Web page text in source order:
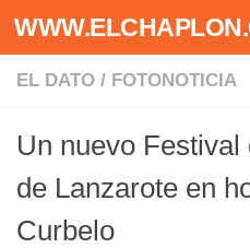
Saltar al contenido
EL DATO / FOTONOTICIA
Un nuevo
de Lanzarote en
Curbelo